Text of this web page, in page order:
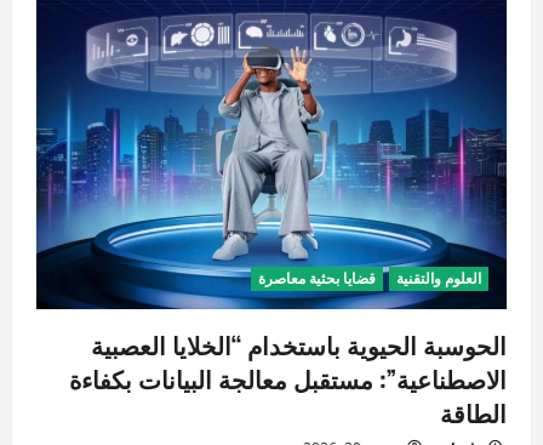
ل
ا
ت
العلوم والتقنية قضايا بحثية معاصرة
الحوسبة الحيوية باستخدام “الخلايا العصبية
الاصطناعية”: مستقبل معالجة البيانات بكفاءة
الطاقة